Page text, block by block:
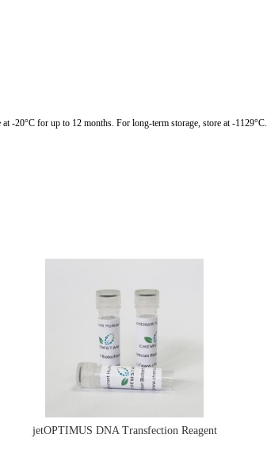
-20°C for up to 12 months. For long-term storage, store at -1129°C.
jetOPTIMUS DNA Transfection Reagent